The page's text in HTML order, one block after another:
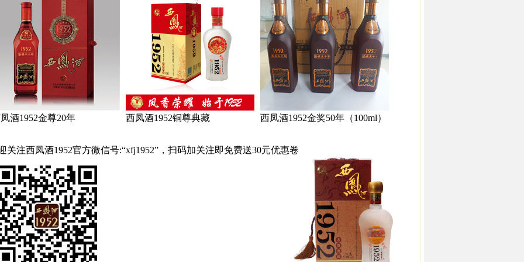
酒1952金尊20年 西凤酒1952铜尊典藏 西凤酒1952金奖50年（100ml）
关注西凤酒1952官方微信号:“xfj1952”，扫码加关注即免费送30元优惠卷